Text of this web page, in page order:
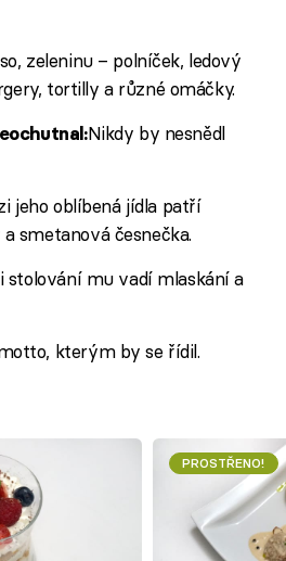
zeleninu – polníček, ledový
tortilly a různé omáčky.
Nikdy by nesnědl
jeho oblíbená jídla patří
smetanová česnečka.
stolování mu vadí mlaskání a
kterým by se řídil.
PROSTŘENO!